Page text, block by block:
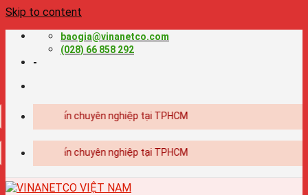
Skip to content
baogia@vinanetco.com
(028) 66 858 292
-
- in ấn chuyên nghiệp tại TPHCM
- in ấn chuyên nghiệp tại TPHCM